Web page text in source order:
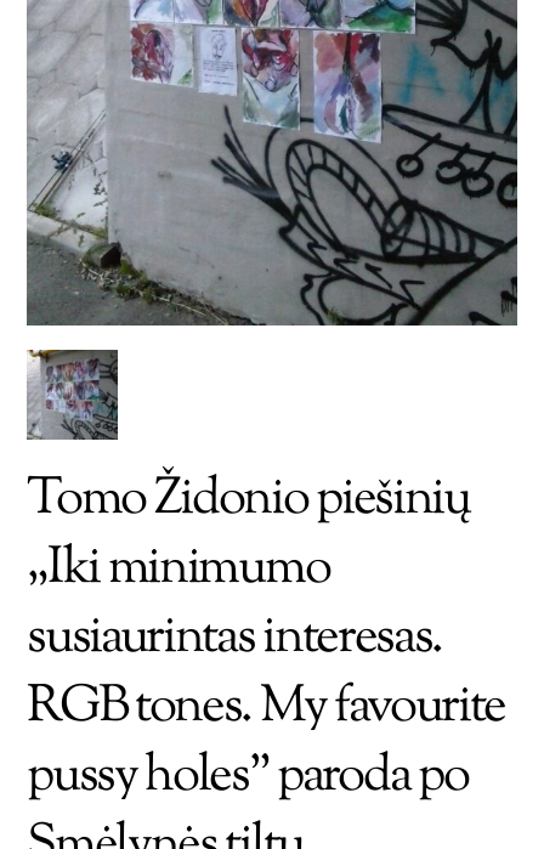
Tomo Židonio piešinių
„Iki minimumo
susiaurintas interesas.
RGB tones. My favourite
pussy holes” paroda po